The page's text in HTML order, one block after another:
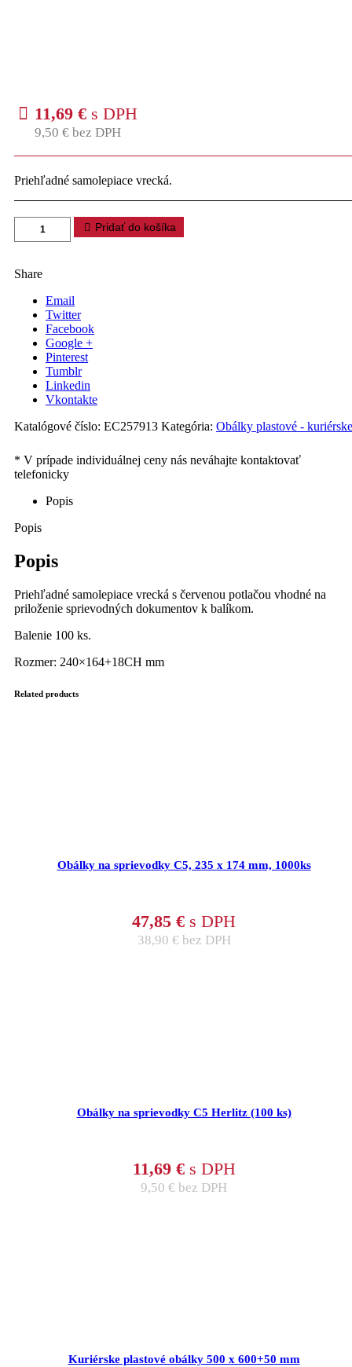
11,69€ s DPH
9,50 € bez DPH
Priehľadné samolepiace vrecká.
Pridať do košíka
Share
Email
Twitter
Facebook
Google +
Pinterest
Tumblr
Linkedin
Vkontakte
Katalógové číslo: EC257913 Kategória: Obálky plastové - kuriérske
Popis
Popis
Popis
Priehľadné samolepiace vrecká s červenou potlačou vhodné na
priloženie sprievodných dokumentov k balíkom.
Balenie 100 ks.
Rozmer: 240×164+18CH mm
Related products
Obálky na sprievodky C5, 235 x 174 mm, 1000ks
47,85 € s DPH
38,90 € bez DPH
Obálky na sprievodky C5 Herlitz (100 ks)
11,69 €s DPH
9,50 € bez DPH
Kuriérske plastové obálky 500 x 600+50 mm